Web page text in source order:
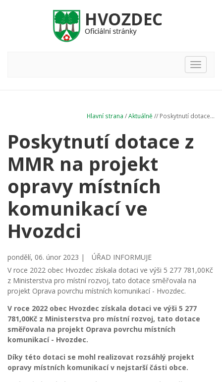
Hlavní
nabídka
Hlavní strana /Aktuálně // Poskytnutí dotace...
Poskytnutí dotace z
MMR na projekt
opravy místních
komunikací ve
Hvozdci
pondělí, 06. únor 2023 |
ÚŘAD INFORMUJE
V roce 2022 obec Hvozdec získala dotaci ve výši 5 277 781,00Kč
z Ministerstva pro místní rozvoj, tato dotace směřovala na
projekt Oprava povrchu místních komunikací - Hvozdec.
V roce 2022 obec Hvozdec získala dotaci ve výši 5 277
781,00Kč z Ministerstva pro místní rozvoj, tato dotace
směřovala na projekt Oprava povrchu místních
komunikací - Hvozdec.
Díky této dotaci se mohl realizovat rozsáhlý projekt
opravy místních komunikací v nejstarší části obce.